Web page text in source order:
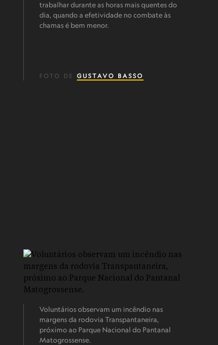
trabalhar durante as horas mais quentes do
dia, quando a efetividade no combate às
chamas é bem menor.
FOTO DE GUSTAVO BASSO
Voluntários observam um incêndio nas
margens da rodovia Transpantaneira,
próximo ao Parque Nacional do Pantanal
Matogrossense.